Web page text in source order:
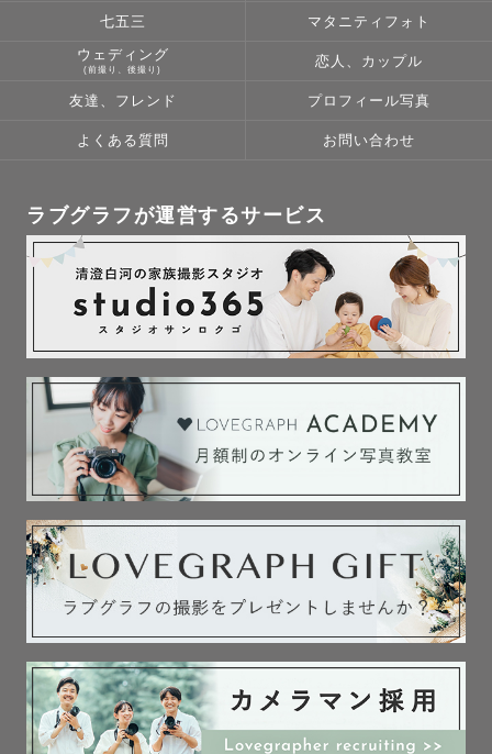
👦ファミリー撮影
・お子さんの誕生を記念する
・健やかな成長を願うお宮参り
🎓 学生向け撮影
・大人への第一歩を刻む成人式
・新たな旅立ちを祝う卒業式
・友人との思い出を形に残すフレンドフォト
大切な節目を、心に残る一枚に。どの瞬間も、
自然な笑顔とともに撮影いたします！
📸最後に
「愛おしい瞬間を等身大で切り撮る」
私がとても大切にしている言葉です。
日々の生活は当たり前ではない。
そんな日常を気取らず、
貴方らしい姿で撮りたい。
そして、振り返った時、
貴方にとって大切な宝物になって欲しい。
七五三 マタニティフォト
ウェディング
(前撮り、後撮り)
恋人、カップル
友達、フレンド プロフィール写真
よくある質問 お問い合わせ
ラブグラフが運営するサービス